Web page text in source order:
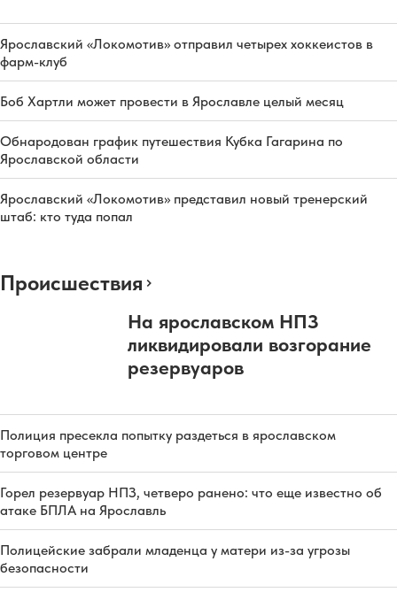
Ярославский «Локомотив» отправил четырех хоккеистов в
фарм-клуб
Боб Хартли может провести в Ярославле целый месяц
Обнародован график путешествия Кубка Гагарина по
Ярославской области
Ярославский «Локомотив» представил новый тренерский
штаб: кто туда попал
Происшествия
На ярославском НПЗ
ликвидировали возгорание
резервуаров
Полиция пресекла попытку раздеться в ярославском
торговом центре
Горел резервуар НПЗ, четверо ранено: что еще известно об
атаке БПЛА на Ярославль
Полицейские забрали младенца у матери из-за угрозы
безопасности